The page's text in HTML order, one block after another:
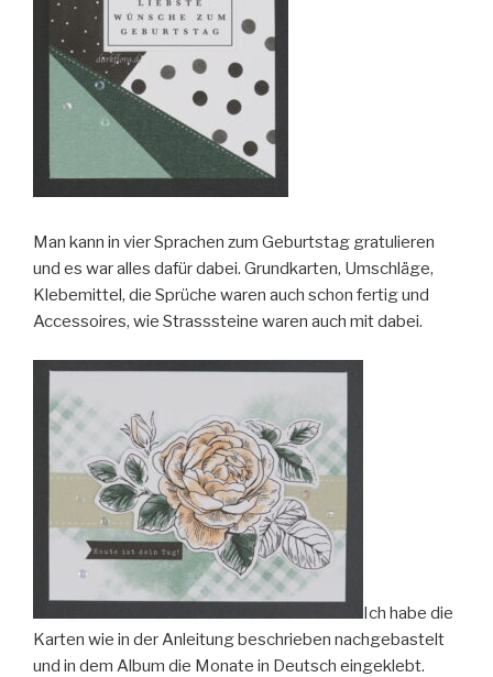
Man kann in vier Sprachen zum Geburtstag gratulieren
und es war alles dafür dabei. Grundkarten, Umschläge,
Klebemittel, die Sprüche waren auch schon fertig und
Accessoires, wie Strasssteine waren auch mit dabei.
Ich habe die
Karten wie in der Anleitung beschrieben nachgebastelt
und in dem Album die Monate in Deutsch eingeklebt.